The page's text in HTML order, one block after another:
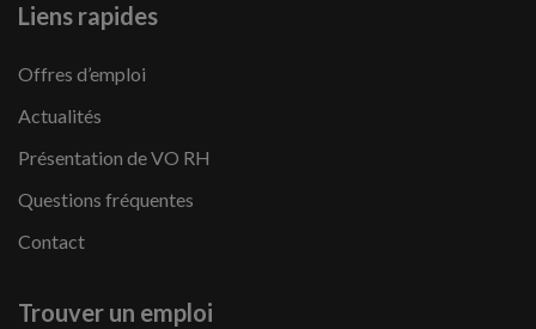
Liens rapides
Offres d’emploi
Actualités
Présentation de VO RH
Questions fréquentes
Contact
Trouver un emploi